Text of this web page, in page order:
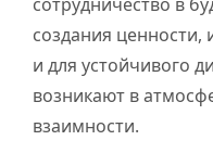
создания ценности,
и для устойчивого
возникают в
взаимности.